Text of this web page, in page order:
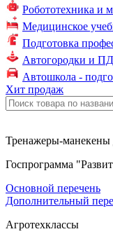
Робототехника и
Медицинское
Подготовка
Автогородки и
Автошкола -
Хит продаж
Тренажеры-манекены
Госпрограмма
Основной перечень
Дополнительный
Агротехклассы